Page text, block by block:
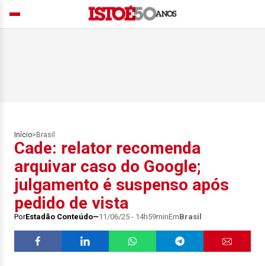
Início> Brasil
Cade: relator recomenda
arquivar caso do Google;
julgamento é suspenso após
pedido de vista
PorEstadão Conteúdo 11/06/25 - 14h59minEmBrasil